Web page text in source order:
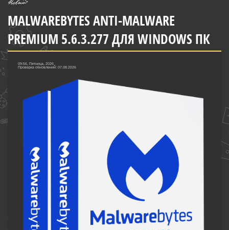
MALWAREBYTES ANTI-MALWARE
PREMIUM 5.6.3.277 ДЛЯ WINDOWS ПК
09:56, Пятница, 2026
Проверка обновлений: 07.08.2026